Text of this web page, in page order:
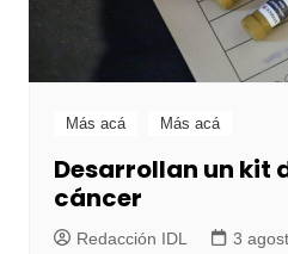
Más acá Más acá
Desarrollan un kit
cáncer
Redacción IDL 3